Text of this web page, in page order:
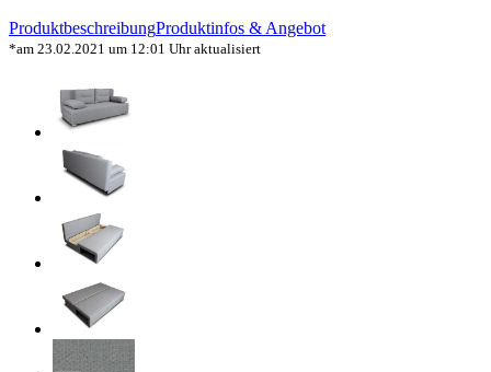
ProduktbeschreibungProduktinfos & Angebot
*am 23.02.2021 um 12:01 Uhr aktualisiert